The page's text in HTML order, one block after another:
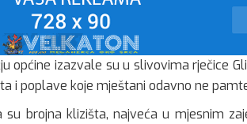
općine izazvale su u slivovima rječice
i poplave koje mještani odavno ne
brojna klizišta, najveća u mjesnim